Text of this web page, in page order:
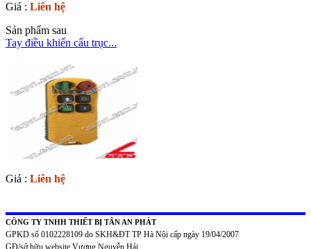
Giá : Liên hệ
Sản phẩm sau
Tay điều khiển cẩu trục...
Giá : Liên hệ
CÔNG TY TNHH THIẾT BỊ TÂN AN PHÁT
GPKD số 0102228109 do SKH&ĐT TP Hà Nội cấp ngày 19/04/2007